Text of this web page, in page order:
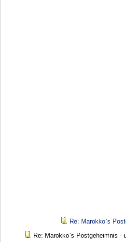
Re: Marokko`s
Re: Marokko`s Postgeheimnis -